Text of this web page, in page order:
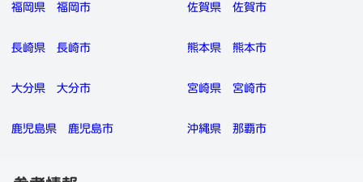
福岡県 福岡市 佐賀県 佐賀市
長崎県 長崎市 熊本県 熊本市
大分県 大分市 宮崎県 宮崎市
鹿児島県 鹿児島市 沖縄県 那覇市